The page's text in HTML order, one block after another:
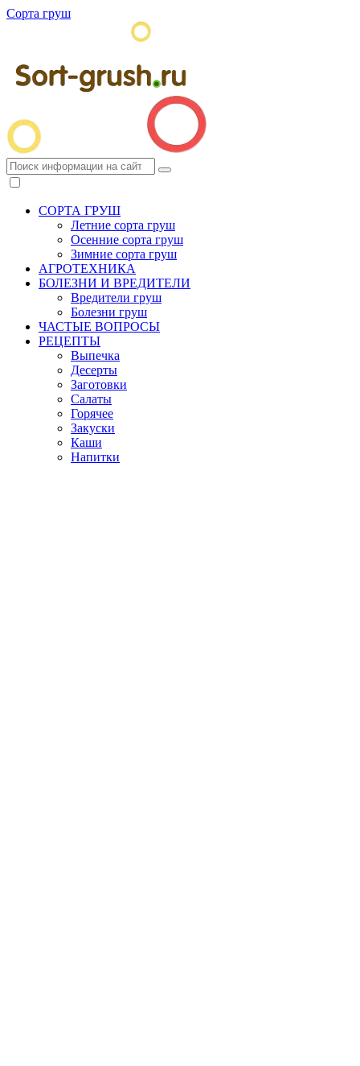
Сорта груш
СОРТА ГРУШ
Летние сорта груш
Осенние сорта груш
Зимние сорта груш
АГРОТЕХНИКА
БОЛЕЗНИ И ВРЕДИТЕЛИ
Вредители груш
Болезни груш
ЧАСТЫЕ ВОПРОСЫ
РЕЦЕПТЫ
Выпечка
Десерты
Заготовки
Салаты
Горячее
Закуски
Каши
Напитки